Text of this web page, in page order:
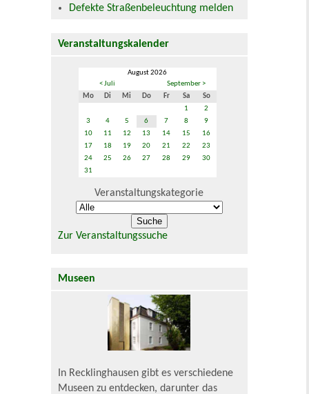
Defekte Straßenbeleuchtung melden
Veranstaltungskalender
August 2026
< Juli
September >
Mo
Di Mi Do Fr Sa
So
1
2
3
4 5 6 7 8
9
10
11 12 13 14 15
16
17
18 19 20 21 22
23
24
25 26 27 28 29
30
31
Veranstaltungskategorie
Zur Veranstaltungssuche
Museen
In Recklinghausen gibt es verschiedene
Museen zu entdecken, darunter das